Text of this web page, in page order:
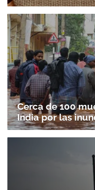
Cerca de 100
India por las